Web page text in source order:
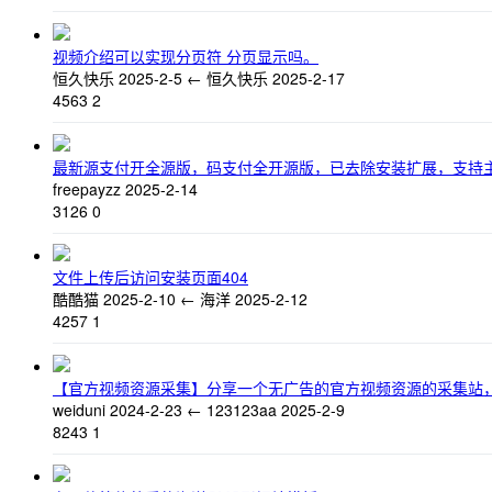
视频介绍可以实现分页符 分页显示吗。
恒久快乐 2025-2-5 ← 恒久快乐 2025-2-17
4563 2
最新源支付开全源版，码支付全开源版，已去除安装扩展，支持
freepayzz 2025-2-14
3126 0
文件上传后访问安装页面404
酷酷猫 2025-2-10 ← 海洋 2025-2-12
4257 1
【官方视频资源采集】分享一个无广告的官方视频资源的采集站
weiduni 2024-2-23 ← 123123aa 2025-2-9
8243 1